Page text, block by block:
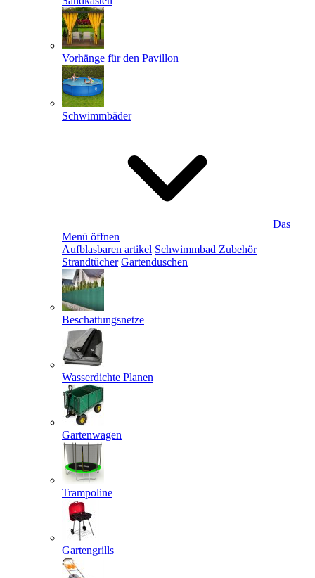
Vorhänge für den Pavillon
Schwimmbäder
Das
Menü öffnen
Aufblasbaren artikel Schwimmbad Zubehör
Strandtücher Gartenduschen
Beschattungsnetze
Wasserdichte Planen
Gartenwagen
Trampoline
Gartengrills